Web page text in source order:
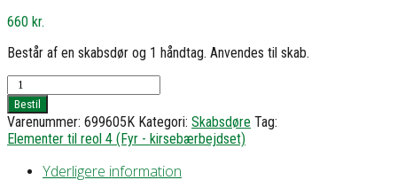
660 kr.
Består af en skabsdør og 1 håndtag. Anvendes til skab.
Skabsdør,
jalousi
-
h58,5
b38,5
Bestil
Varenummer: 699605K Kategori: Skabsdøre Tag:
Elementer til reol 4 (Fyr - kirsebærbejdset)
Yderligere information